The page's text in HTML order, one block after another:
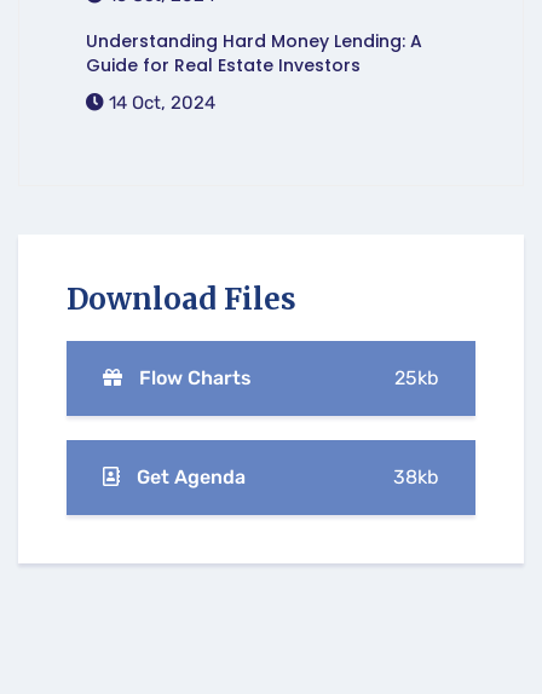
Understanding Hard Money Lending: A
Guide for Real Estate Investors
14 Oct, 2024
Download Files
Flow Charts 25kb
Get Agenda 38kb